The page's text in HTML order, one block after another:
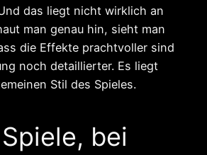
das liegt nicht wirklich an
man genau hin, sieht man
die Effekte prachtvoller sind
noch detaillierter. Es liegt
Stil des Spieles.
bei